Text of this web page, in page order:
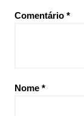
Comentário *
Nome *